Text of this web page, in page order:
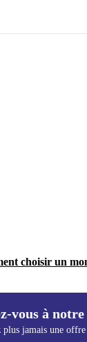
choisir un
vous à
plus jamais une offre